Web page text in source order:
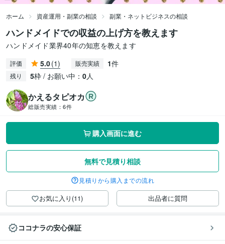
ホーム 資産運用・副業の相談 副業・ネットビジネスの相談
ハンドメイドでの収益の上げ方を教えます
ハンドメイド業界40年の知恵を教えます
評価 5.0(1) 販売実績 1件
残り 5枠 / お願い中： 0人
かえるタピオカ
総販売実績： 6件
購入画面に進む
無料で見積り相談
見積りから購入までの流れ
お気に入り(11) 出品者に質問
ココナラの安心保証